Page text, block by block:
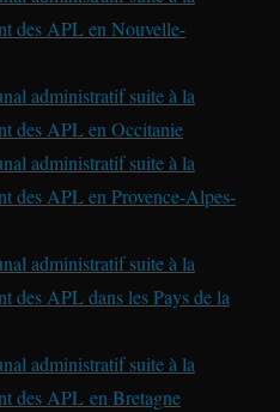
des APL en Nouvelle-
administratif suite à la
des APL en Occitanie
administratif suite à la
des APL en Provence-Alpes-
administratif suite à la
des APL dans les Pays de la
administratif suite à la
des APL en Bretagne